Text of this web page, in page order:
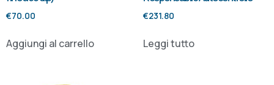
€70.00
Aggiungi al carrello
€231.80
Leggi tutto